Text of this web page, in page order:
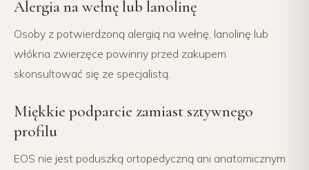
Alergia na wełnę lub lanolinę
Osoby z potwierdzoną alergią na wełnę, lanolinę lub
włókna zwierzęce powinny przed zakupem
skonsultować się ze specjalistą.
Miękkie podparcie zamiast sztywnego
profilu
EOS nie jest poduszką ortopedyczną ani anatomicznym